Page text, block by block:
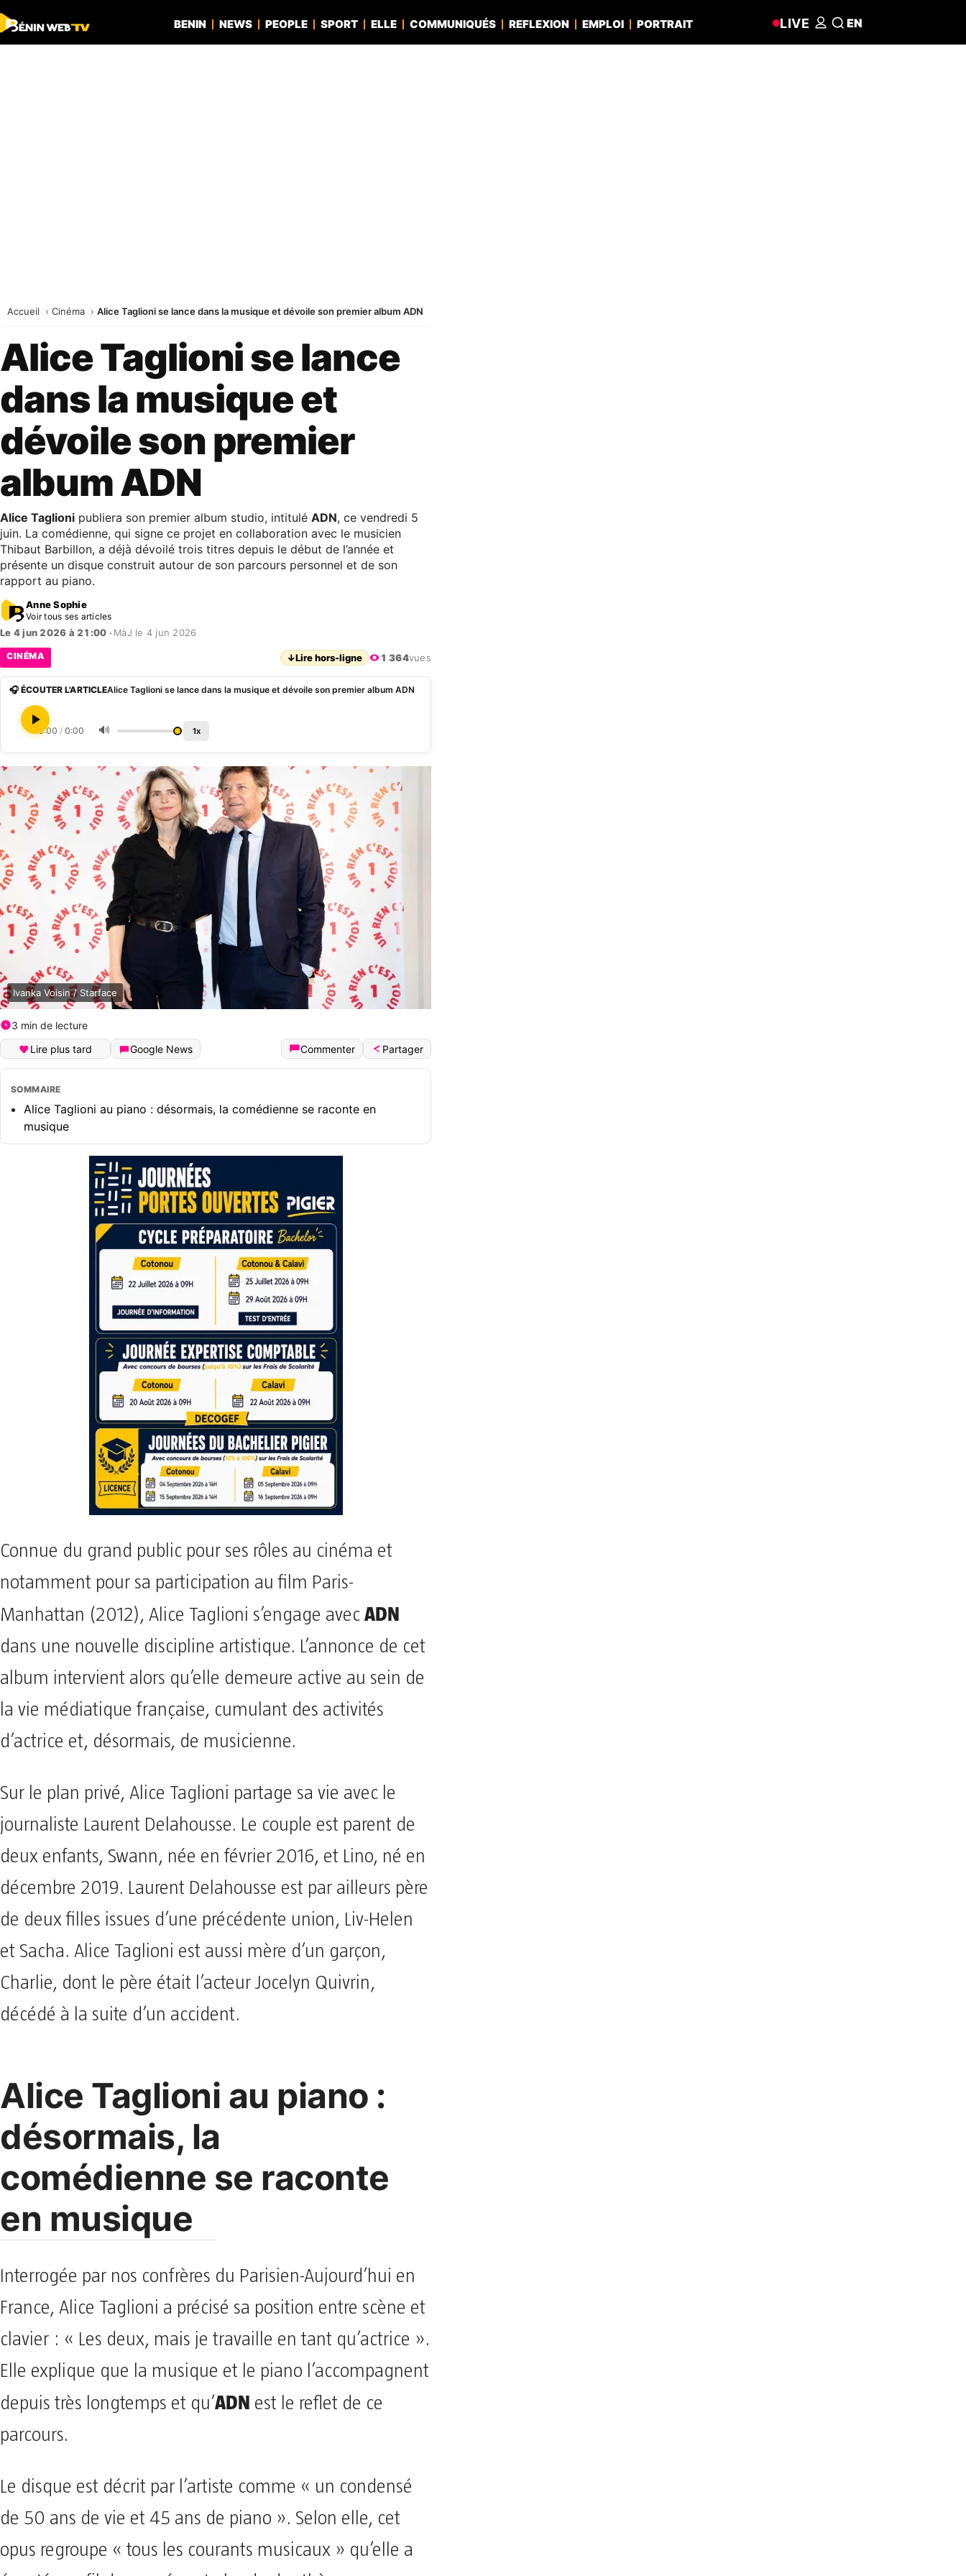
BENIN NEWS PEOPLE SPORT ELLE COMMUNIQUÉS REFLEXION EMPLOI PORTRAIT LIVE EN
Accueil Cinéma Alice Taglioni se lance dans la musique et dévoile son premier album ADN
Alice Taglioni se lance
dans la musique et
dévoile son premier
album ADN
Alice Taglioni publiera son premier album studio, intitulé ADN, ce vendredi 5
juin. La comédienne, qui signe ce projet en collaboration avec le musicien
Thibaut Barbillon, a déjà dévoilé trois titres depuis le début de l’année et
présente un disque construit autour de son parcours personnel et de son
rapport au piano.
Anne Sophie
Voir tous ses articles
Le 4 jun 2026 à 21:00 • MàJ le 4 jun 2026
CINÉMA ↓Lire hors-ligne 1 364vues
🎧 ÉCOUTER L'ARTICLEAlice Taglioni se lance dans la musique et dévoile son premier album ADN
0:00 / 0:00 🔊 1x
Ivanka Voisin / Starface
3 min de lecture
Lire plus tard
Google News Commenter Partager
SOMMAIRE
Alice Taglioni au piano : désormais, la comédienne se raconte en
musique
Connue du grand public pour ses rôles au cinéma et
notamment pour sa participation au film Paris-
Manhattan (2012), Alice Taglioni s’engage avec ADN
dans une nouvelle discipline artistique. L’annonce de cet
album intervient alors qu’elle demeure active au sein de
la vie médiatique française, cumulant des activités
d’actrice et, désormais, de musicienne.
Sur le plan privé, Alice Taglioni partage sa vie avec le
journaliste Laurent Delahousse. Le couple est parent de
deux enfants, Swann, née en février 2016, et Lino, né en
décembre 2019. Laurent Delahousse est par ailleurs père
de deux filles issues d’une précédente union, Liv-Helen
et Sacha. Alice Taglioni est aussi mère d’un garçon,
Charlie, dont le père était l’acteur Jocelyn Quivrin,
décédé à la suite d’un accident.
Alice Taglioni au piano :
désormais, la
comédienne se raconte
en musique
Interrogée par nos confrères du Parisien-Aujourd’hui en
France, Alice Taglioni a précisé sa position entre scène et
clavier : « Les deux, mais je travaille en tant qu’actrice ».
Elle explique que la musique et le piano l’accompagnent
depuis très longtemps et qu’ADN est le reflet de ce
parcours.
Le disque est décrit par l’artiste comme « un condensé
de 50 ans de vie et 45 ans de piano ». Selon elle, cet
opus regroupe « tous les courants musicaux » qu’elle a